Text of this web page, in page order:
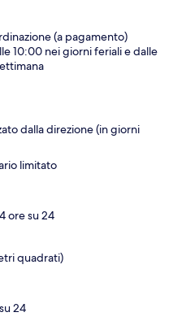
(a pagamento)
10:00 nei giorni feriali e dalle
dalla direzione (in giorni
limitato
ore su 24
quadrati)
24